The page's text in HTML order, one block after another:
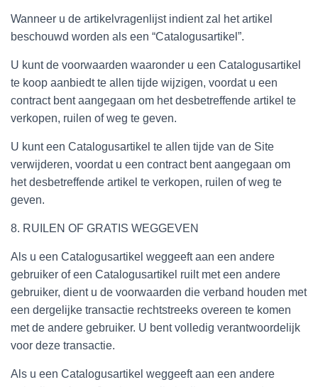
Wanneer u de artikelvragenlijst indient zal het artikel
beschouwd worden als een “Catalogusartikel”.
U kunt de voorwaarden waaronder u een Catalogusartikel
te koop aanbiedt te allen tijde wijzigen, voordat u een
contract bent aangegaan om het desbetreffende artikel te
verkopen, ruilen of weg te geven.
U kunt een Catalogusartikel te allen tijde van de Site
verwijderen, voordat u een contract bent aangegaan om
het desbetreffende artikel te verkopen, ruilen of weg te
geven.
8. RUILEN OF GRATIS WEGGEVEN
Als u een Catalogusartikel weggeeft aan een andere
gebruiker of een Catalogusartikel ruilt met een andere
gebruiker, dient u de voorwaarden die verband houden met
een dergelijke transactie rechtstreeks overeen te komen
met de andere gebruiker. U bent volledig verantwoordelijk
voor deze transactie.
Als u een Catalogusartikel weggeeft aan een andere